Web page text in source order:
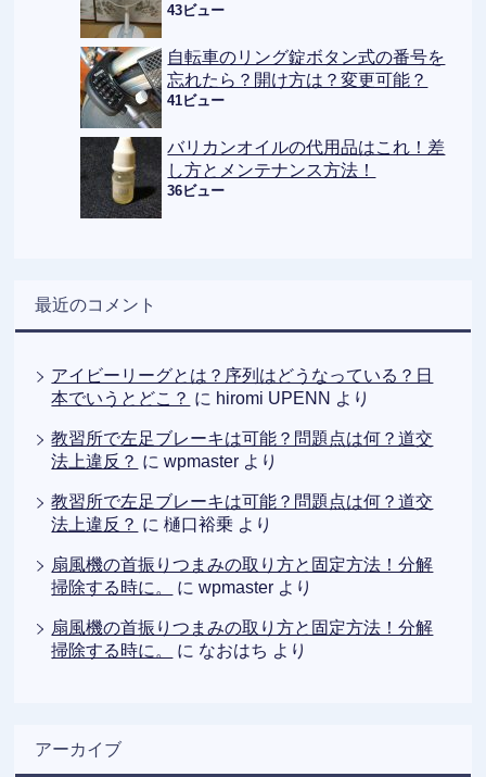
43ビュー
自転車のリング錠ボタン式の番号を
忘れたら？開け方は？変更可能？
41ビュー
バリカンオイルの代用品はこれ！差
し方とメンテナンス方法！
36ビュー
最近のコメント
アイビーリーグとは？序列はどうなっている？日
本でいうとどこ？ に hiromi UPENN より
教習所で左足ブレーキは可能？問題点は何？道交
法上違反？ にwpmaster より
教習所で左足ブレーキは可能？問題点は何？道交
法上違反？ に樋口裕乗 より
扇風機の首振りつまみの取り方と固定方法！分解
掃除する時に。
にwpmaster より
扇風機の首振りつまみの取り方と固定方法！分解
掃除する時に。
に なおはち より
アーカイブ